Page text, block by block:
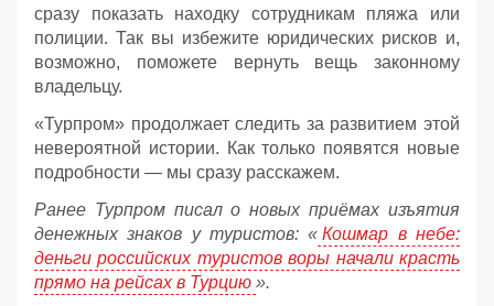
сразу показать находку сотрудникам пляжа или
полиции. Так вы избежите юридических рисков и,
возможно, поможете вернуть вещь законному
владельцу.
«Турпром» продолжает следить за развитием этой
невероятной истории. Как только появятся новые
подробности — мы сразу расскажем.
Ранее Турпром писал о новых приёмах изъятия
денежных знаков у туристов: « Кошмар в небе:
деньги российских туристов воры начали красть
прямо на рейсах в Турцию ».